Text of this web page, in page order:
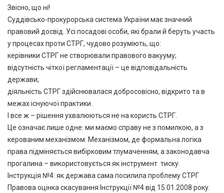
Звісно, що ні!
Суддівсько-прокурорська система України має значний
правовий досвід. Усі посадові особи, які брали й беруть участь
у процесах проти СТРГ, чудово розуміють, що:
керівники СТРГ не створювали правового вакууму;
відсутність чіткої регламентації – це відповідальність
держави;
діяльність СТРГ здійснювалася добросовісно, відкрито та в
межах існуючої практики.
І все ж – рішення ухвалюються не на користь СТРГ.
Це означає лише одне: ми маємо справу не з помилкою, а з
керованим механізмом. Механізмом, де формальна логіка
права підміняється вибірковим тлумаченням, а законодавча
прогалина – використовується як інструмент тиску.
Інструкція №4: як держава сама посилила проблему СТРГ
Правова оцінка скасування Інструкції №4 від 15.01.2008 року.